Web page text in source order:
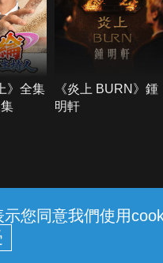
您同意我們使用
》全集
《炎上 BURN》鍾
明軒